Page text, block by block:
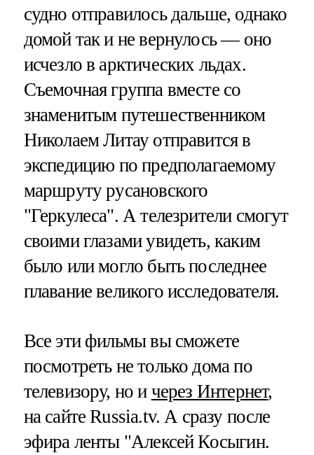
судно отправилось дальше, однако
домой так и не вернулось — оно
исчезло в арктических льдах.
Съемочная группа вместе со
знаменитым путешественником
Николаем Литау отправится в
экспедицию по предполагаемому
маршруту русановского
"Геркулеса". А телезрители смогут
своими глазами увидеть, каким
было или могло быть последнее
плавание великого исследователя.
Все эти фильмы вы сможете
посмотреть не только дома по
телевизору, но и через Интернет,
на сайте Russia.tv. А сразу после
эфира ленты "Алексей Косыгин.